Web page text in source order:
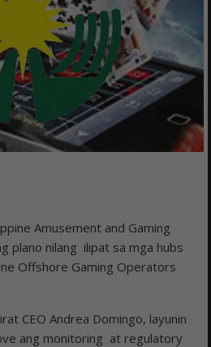
Amusement and Gaming
plano nilang ilipat sa mga hubs
Offshore Gaming Operators
CEO Andrea Domingo, layunin
ang monitoring at regulatory